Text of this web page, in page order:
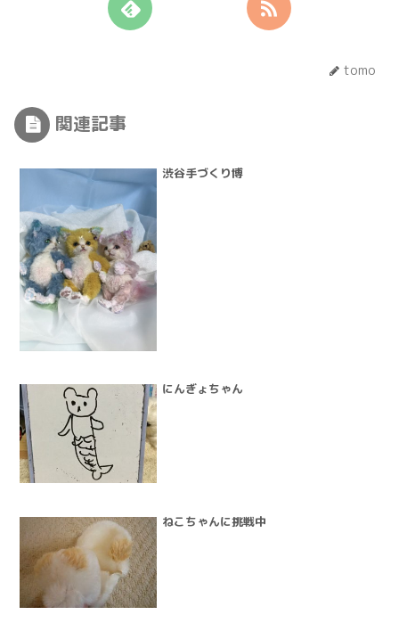
tomo
関連記事
渋谷手づくり博
にんぎょちゃん
ねこちゃんに挑戦中